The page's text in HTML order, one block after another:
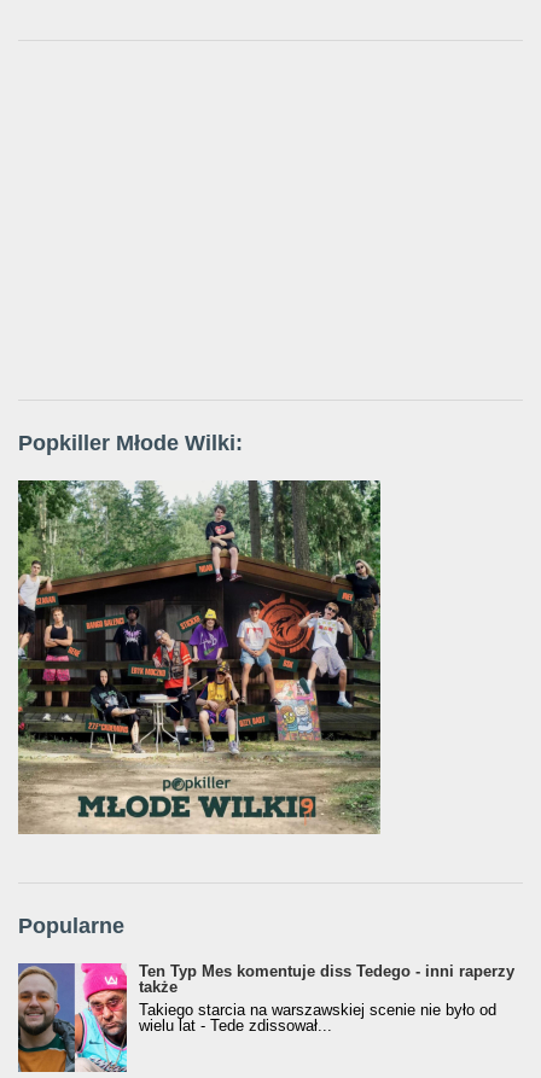
Popkiller Młode Wilki:
Popularne
Ten Typ Mes komentuje diss Tedego - inni raperzy
także
Takiego starcia na warszawskiej scenie nie było od
wielu lat - Tede zdissował...